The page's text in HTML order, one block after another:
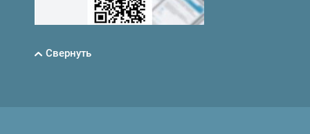
Свернуть